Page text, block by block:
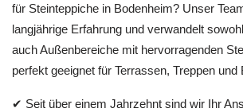
für Steinteppiche in Bodenheim? Unser
langjährige Erfahrung und verwandelt
auch Außenbereiche mit hervorragenden
perfekt geeignet für Terrassen, Treppen und
✔ Seit über einem Jahrzehnt sind wir Ihr